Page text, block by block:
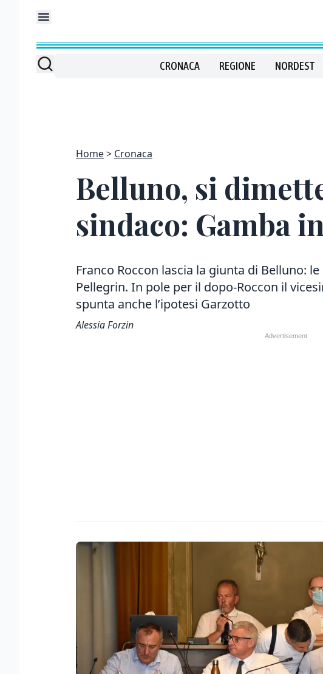
CRONACA REGIONE NORDEST
Home Cronaca
Belluno, si
sindaco: Gamba
Franco Roccon lascia la giunta di Belluno:
Pellegrin. In pole per il dopo-Roccon il
spunta anche l’ipotesi Garzotto
Alessia Forzin